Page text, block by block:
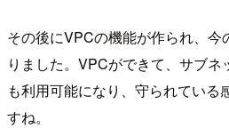
その後にVPCの機能が作られ、今
りました。VPCができて、サブ
も利用可能になり、守られている
すね。